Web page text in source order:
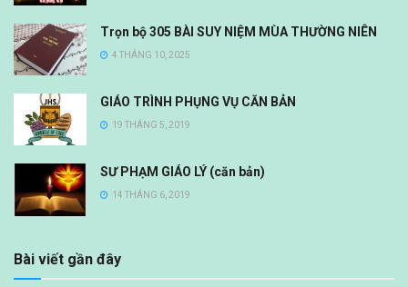
Trọn bộ 305 BÀI SUY NIỆM MÙA THƯỜNG NIÊN
4 THÁNG 10, 2025
GIÁO TRÌNH PHỤNG VỤ CĂN BẢN
19 THÁNG 5, 2019
SƯ PHẠM GIÁO LÝ (căn bản)
14 THÁNG 6, 2019
Bài viết gần đây